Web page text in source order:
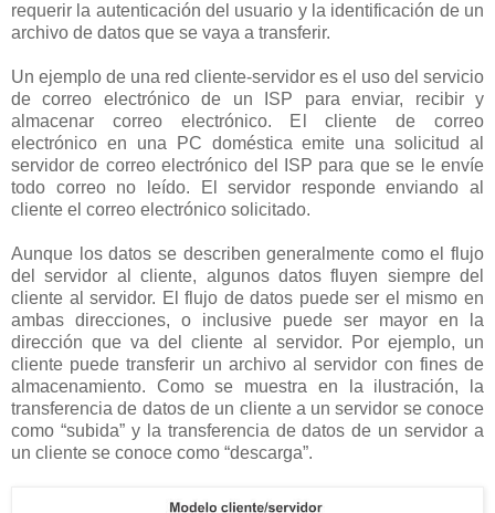
requerir la autenticación del usuario y la identificación de un
archivo de datos que se vaya a transferir.
Un ejemplo de una red cliente-servidor es el uso del servicio
de correo electrónico de un ISP para enviar, recibir y
almacenar correo electrónico. El cliente de correo
electrónico en una PC doméstica emite una solicitud al
servidor de correo electrónico del ISP para que se le envíe
todo correo no leído. El servidor responde enviando al
cliente el correo electrónico solicitado.
Aunque los datos se describen generalmente como el flujo
del servidor al cliente, algunos datos fluyen siempre del
cliente al servidor. El flujo de datos puede ser el mismo en
ambas direcciones, o inclusive puede ser mayor en la
dirección que va del cliente al servidor. Por ejemplo, un
cliente puede transferir un archivo al servidor con fines de
almacenamiento. Como se muestra en la ilustración, la
transferencia de datos de un cliente a un servidor se conoce
como “subida” y la transferencia de datos de un servidor a
un cliente se conoce como “descarga”.